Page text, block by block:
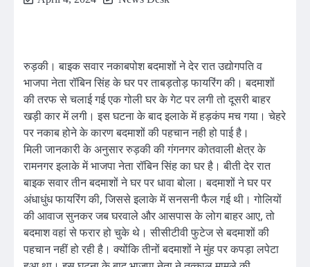
रुड़की। बाइक सवार नकाबपोश बदमाशों ने देर रात उद्योगपति व
भाजपा नेता रॉबिन सिंह के घर पर ताबड़तोड़ फायरिंग की। बदमाशों
की तरफ से चलाई गई एक गोली घर के गेट पर लगी तो दूसरी बाहर
खड़ी कार में लगी। इस घटना के बाद इलाके में हड़कंप मच गया। चेहरे
पर नकाब होने के कारण बदमाशों की पहचान नही हो पाई है।
मिली जानकारी के अनुसार रुड़की की गंगनगर कोतवाली क्षेत्र के
रामनगर इलाके में भाजपा नेता रॉबिन सिंह का घर है। बीती देर रात
बाइक सवार तीन बदमाशों ने घर पर धावा बोला। बदमाशों ने घर पर
अंधाधुंध फायरिंग की, जिससे इलाके में सनसनी फैल गई थी। गोलियों
की आवाज सुनकर जब घरवाले और आसपास के लोग बाहर आए, तो
बदमाश वहां से फरार हो चुके थे। सीसीटीवी फुटेज से बदमाशों की
पहचान नहीं हो रही है। क्योंकि तीनों बदमाशों ने मुंह पर कपड़ा लपेटा